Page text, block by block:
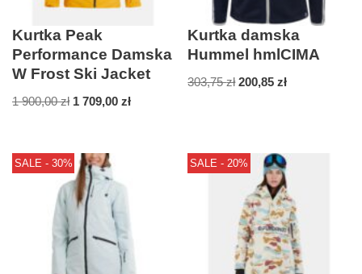
Kurtka Peak
Performance Damska
W Frost Ski Jacket
1 900,00zł 1 709,00 zł
Kurtka damska
Hummel hmlCIMA
303,75zł 200,85zł
SALE - 30% SALE - 20%